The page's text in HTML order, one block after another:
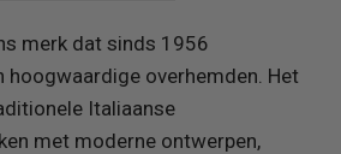
merk dat sinds 1956
overhemden. Het
Italiaanse
met moderne ontwerpen,